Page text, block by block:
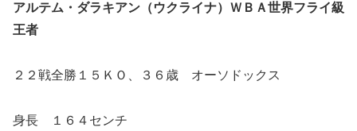
アルテム・ダラキアン（ウクライナ）ＷＢＡ世界フライ級
王者
２２戦全勝１５ＫＯ、３６歳 オーソドックス
身長 １６４センチ